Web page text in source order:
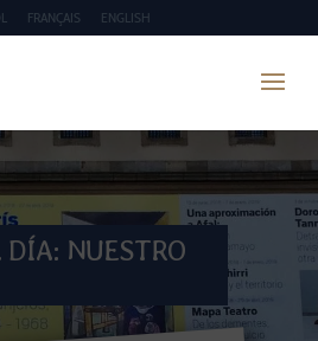
FRANÇAIS ENGLISH
NUESTRO